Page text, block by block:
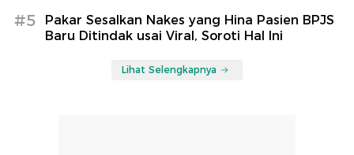
#5
Pakar Sesalkan Nakes yang Hina Pasien BPJS
Baru Ditindak usai Viral, Soroti Hal Ini
Lihat Selengkapnya